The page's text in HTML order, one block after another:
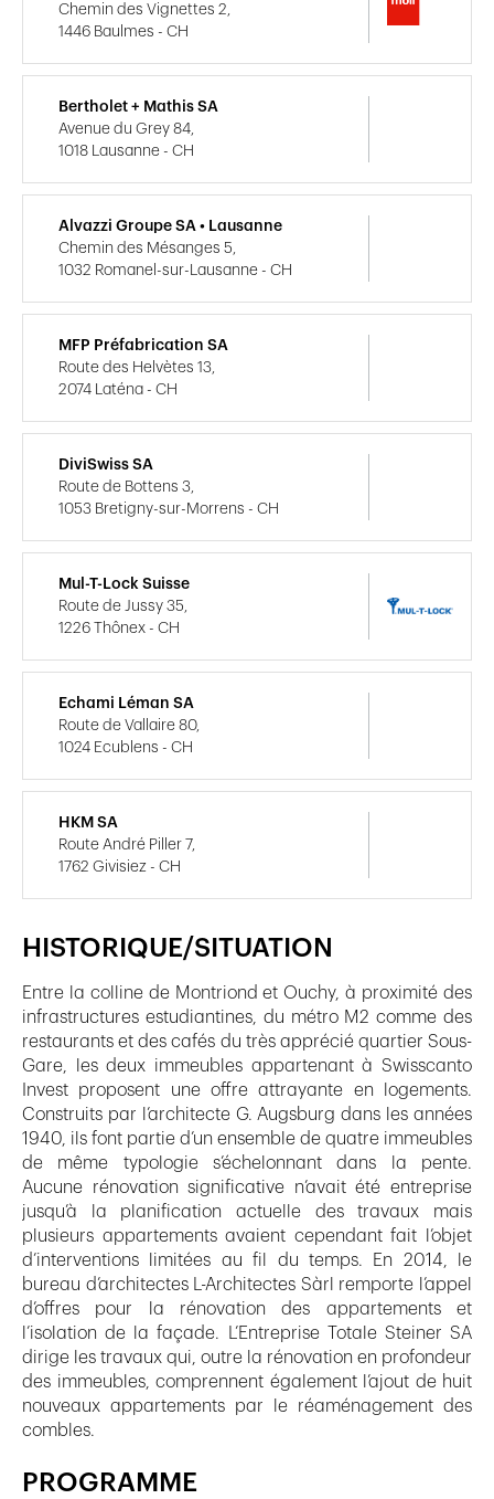
HISTORIQUE/SITUATION
Entre la colline de Montriond et Ouchy, à proximité des
infrastructures estudiantines, du métro M2 comme des
restaurants et des cafés du très apprécié quartier Sous-
Gare, les deux immeubles appartenant à Swisscanto
Invest proposent une offre attrayante en logements.
Construits par l’architecte G. Augsburg dans les années
1940, ils font partie d’un ensemble de quatre immeubles
de même typologie s’échelonnant dans la pente.
Aucune rénovation significative n’avait été entreprise
jusqu’à la planification actuelle des travaux mais
plusieurs appartements avaient cependant fait l’objet
d’interventions limitées au fil du temps. En 2014, le
bureau d’architectes L-Architectes Sàrl remporte l’appel
d’offres pour la rénovation des appartements et
l’isolation de la façade. L’Entreprise Totale Steiner SA
dirige les travaux qui, outre la rénovation en profondeur
des immeubles, comprennent également l’ajout de huit
nouveaux appartements par le réaménagement des
combles.
PROGRAMME
Chemin des Vignettes 2,
1446 Baulmes - CH
Bertholet + Mathis SA
Avenue du Grey 84,
1018 Lausanne - CH
Alvazzi Groupe SA • Lausanne
Chemin des Mésanges 5,
1032 Romanel-sur-Lausanne - CH
MFP Préfabrication SA
Route des Helvètes 13,
2074 Laténa - CH
DiviSwiss SA
Route de Bottens 3,
1053 Bretigny-sur-Morrens - CH
Mul-T-Lock Suisse
Route de Jussy 35,
1226 Thônex - CH
Echami Léman SA
Route de Vallaire 80,
1024 Ecublens - CH
HKM SA
Route André Piller 7,
1762 Givisiez - CH